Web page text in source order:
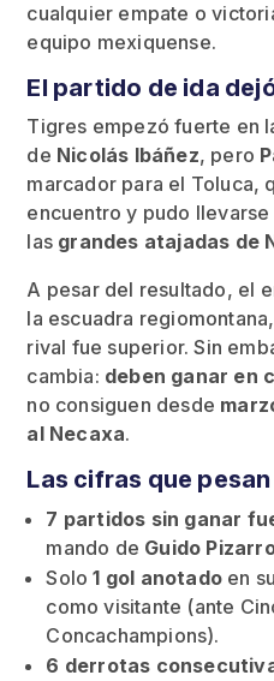
cualquier empate o
equipo mexiquense.
El partido de ida
Tigres empezó fuerte en
de Nicolás Ibáñez, pero
marcador para el Toluca,
encuentro y pudo
las grandes atajadas de
A pesar del resultado, el
la escuadra
rival fue superior. Sin
cambia: deben ganar en
no consiguen desde
al Necaxa.
Las cifras que
7 partidos sin ganar
mando de Guido
Solo1 gol anotado en
como visitante (ante
Concachampions).
6 derrotas